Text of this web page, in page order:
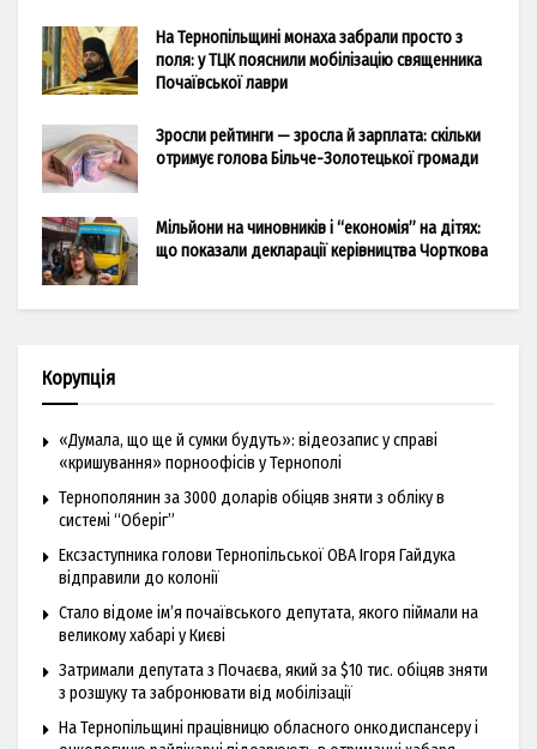
На Тернопільщині монаха забрали просто з
поля: у ТЦК пояснили мобілізацію священника
Почаївської лаври
Зросли рейтинги — зросла й зарплата: скільки
отримує голова Більче-Золотецької громади
Мільйони на чиновників і “економія” на дітях:
що показали декларації керівництва Чорткова
Корупція
«Думала, що ще й сумки будуть»: відеозапис у справі
«кришування» порноофісів у Тернополі
Тернополянин за 3000 доларів обіцяв зняти з обліку в
системі “Оберіг”
Ексзаступника голови Тернопільської ОВА Ігоря Гайдука
відправили до колонії
Стало відоме ім’я почаївського депутата, якого піймали на
великому хабарі у Києві
Затримали депутата з Почаєва, який за $10 тис. обіцяв зняти
з розшуку та забронювати від мобілізації
На Тернопільщині працівницю обласного онкодиспансеру і